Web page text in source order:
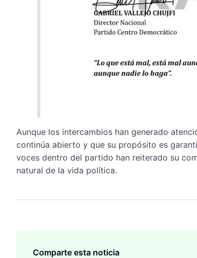
Aunque los intercambios han generado
continúa abierto y que su propósito es
voces dentro del partido han reiterado su
natural de la vida política.
Comparte esta noticia